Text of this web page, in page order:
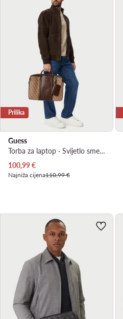
Prilika
Guess
Torba za laptop · Svijetlo smeđa
Trenutna cijena
100,99€
Najniža cijena110,99 €